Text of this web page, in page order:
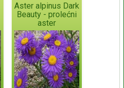
Aster alpinus Dark
Beauty - prolećni
aster